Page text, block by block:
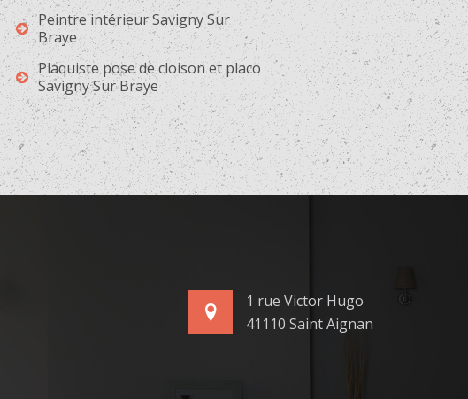
Peintre intérieur Savigny Sur
Braye
Plaquiste pose de cloison et placo
Savigny Sur Braye
1 rue Victor Hugo
41110 Saint Aignan